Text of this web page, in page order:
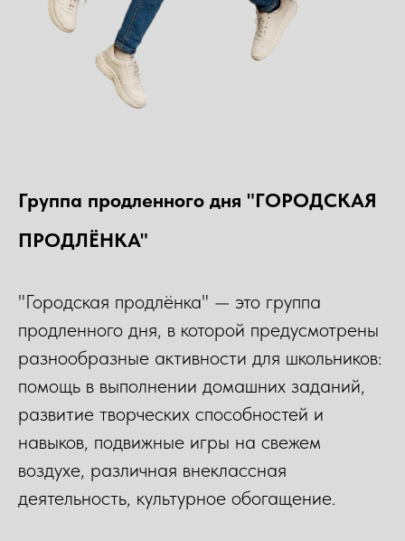
Группа продленного дня "ГОРОДСКАЯ
ПРОДЛЁНКА"
"Городская продлёнка" — это группа
продленного дня, в которой предусмотрены
разнообразные активности для школьников:
помощь в выполнении домашних заданий,
развитие творческих способностей и
навыков, подвижные игры на свежем
воздухе, различная внеклассная
деятельность, культурное обогащение.